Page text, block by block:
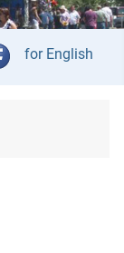
Kies jou taal
for English